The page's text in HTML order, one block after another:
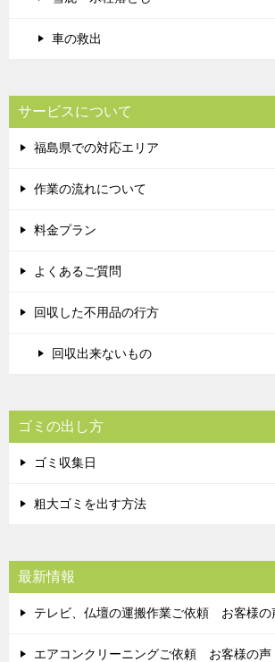
車の救出
サービスについて
福島県での対応エリア
作業の流れについて
料金プラン
よくあるご質問
回収した不用品の行方
回収出来ないもの
ゴミの出し方
ゴミ収集日
粗大ゴミを出す方法
最新情報
テレビ、仏壇の運搬作業ご依頼 お客様の
エアコンクリーニングご依頼 お客様の声